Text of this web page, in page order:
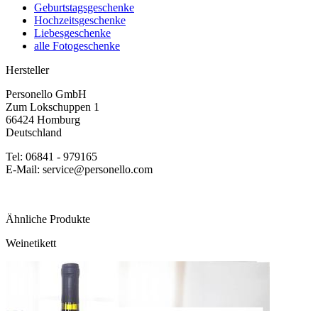
Geburtstagsgeschenke
Hochzeitsgeschenke
Liebesgeschenke
alle Fotogeschenke
Hersteller
Personello GmbH
Zum Lokschuppen 1
66424 Homburg
Deutschland
Tel: 06841 - 979165
E-Mail: service@personello.com
Ähnliche Produkte
Weinetikett